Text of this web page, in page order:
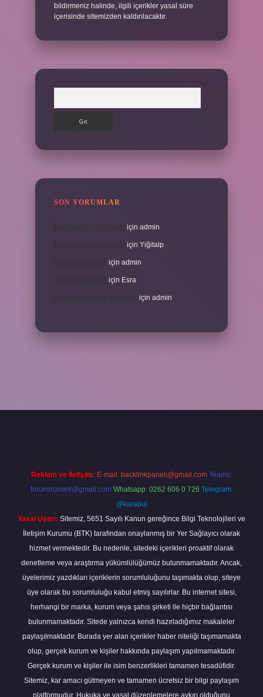
bildirmeniz halinde, ilgili içerikler yasal süre
içerisinde sitemizden kaldırılacaktır.
SON YORUMLAR
için admin
için Yiğitalp
için admin
için Esra
için admin
Reklam ve İletişim: E-mail: backlinkpaneli@gmail.com Teams:
forumhizmeti@gmail.com Whatsapp: 0262 606 0 726 Telegram:
@karabul
Yasal Uyarı: Sitemiz, 5651 Sayılı Kanun gereğince Bilgi Teknolojileri ve
İletişim Kurumu (BTK) tarafından onaylanmış bir Yer Sağlayıcı olarak
hizmet vermektedir. Bu nedenle, sitedeki içerikleri proaktif olarak
denetleme veya araştırma yükümlülüğümüz bulunmamaktadır. Ancak,
üyelerimiz yazdıkları içeriklerin sorumluluğunu taşımakta olup, siteye
üye olarak bu sorumluluğu kabul etmiş sayılırlar. Bu internet sitesi,
herhangi bir marka, kurum veya şahıs şirketi ile hiçbir bağlantısı
bulunmamaktadır. Sitede yalnızca kendi hazırladığımız makaleler
paylaşılmaktadır. Burada yer alan içerikler haber niteliği taşımamakta
olup, gerçek kurum ve kişiler hakkında paylaşım yapılmamaktadır.
Gerçek kurum ve kişiler ile isim benzerlikleri tamamen tesadüfidir.
Sitemiz, kar amacı gütmeyen ve tamamen ücretsiz bir bilgi paylaşım
platformudur. Hukuka ve yasal düzenlemelere aykırı olduğunu